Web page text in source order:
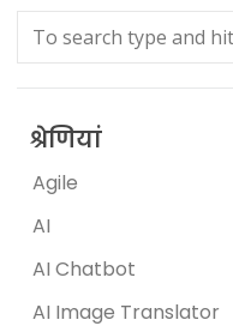
श्रेणियां
Agile
AI
AI Chatbot
AI Image Translator